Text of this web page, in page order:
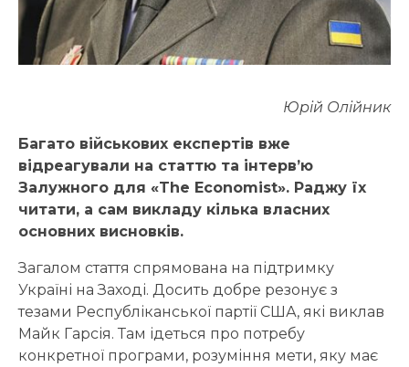
Юрій Олійник
Багато військових експертів вже
відреагували на статтю та інтерв’ю
Залужного для «The Economist». Раджу їх
читати, а сам викладу кілька власних
основних висновків.
Загалом стаття спрямована на підтримку
Україні на Заході. Досить добре резонує з
тезами Республіканської партії США, які виклав
Майк Гарсія. Там ідеться про потребу
конкретної програми, розуміння мети, яку має